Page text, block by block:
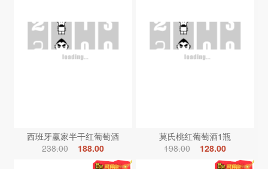
西班牙赢家半干红葡萄酒
238.00
188.00
莫氏桃红葡萄酒1瓶
198.00
128.00